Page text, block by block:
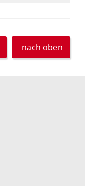
nach oben